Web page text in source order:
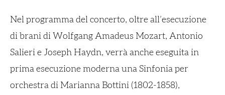
Nel programma del concerto, oltre all’esecuzione
di brani di Wolfgang Amadeus Mozart, Antonio
Salieri e Joseph Haydn, verrà anche eseguita in
prima esecuzione moderna una Sinfonia per
orchestra di Marianna Bottini (1802-1858),